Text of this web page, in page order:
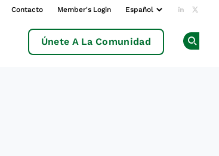
Contacto Member's Login Add us
Únete A La Comunidad